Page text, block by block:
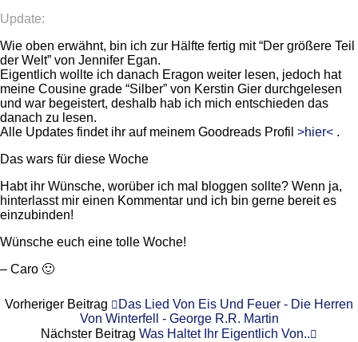
Update:
Wie oben erwähnt, bin ich zur Hälfte fertig mit “Der größere Teil
der Welt” von Jennifer Egan.
Eigentlich wollte ich danach Eragon weiter lesen, jedoch hat
meine Cousine grade “Silber” von Kerstin Gier durchgelesen
und war begeistert, deshalb hab ich mich entschieden das
danach zu lesen.
Alle Updates findet ihr auf meinem Goodreads Profil >hier< .
Das wars für diese Woche
Habt ihr Wünsche, worüber ich mal bloggen sollte? Wenn ja,
hinterlasst mir einen Kommentar und ich bin gerne bereit es
einzubinden!
Wünsche euch eine tolle Woche!
– Caro 🙂
Vorheriger Beitrag
Das Lied Von Eis Und Feuer - Die Herren
Von Winterfell - George R.R. Martin
Nächster Beitrag Was Haltet Ihr Eigentlich Von..